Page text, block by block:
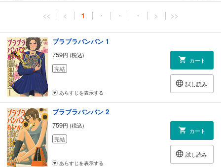
<< < 1 ・ ・ ・ > >>
ブラブラバンバン 1
759円 (税込)
完結
カート
試し読み
あらすじを表示する
ブラブラバンバン 2
759円 (税込)
完結
カート
試し読み
あらすじを表示する